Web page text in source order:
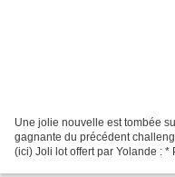
Une jolie nouvelle est tombée
gagnante du précédent
(ici) Joli lot offert par Yolande : *